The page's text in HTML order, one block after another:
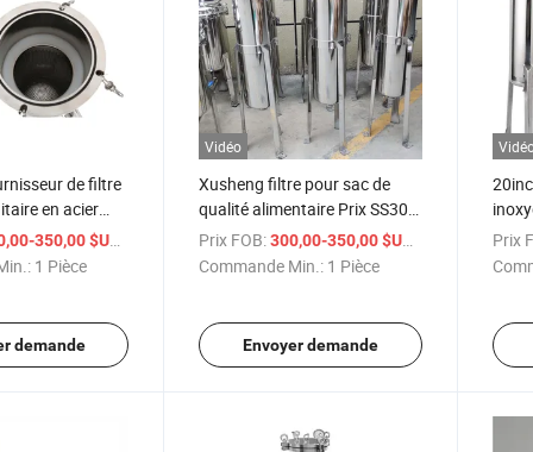
de filtre
en acier
304 Side
d'entrée
350,00 $US
1 Pièce
demande
Vidéo
Xusheng filtre pour sac de
qualité alimentaire Prix SS304
acier inoxydable Haut Filtre à
sac unique d'entrée de gamme
Prix FOB: 300,00-350,00 $US
Commande Min.: 1 Pièce
Envoyer demande
Prix